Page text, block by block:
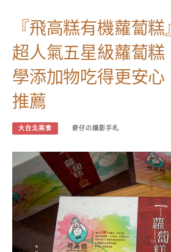
『飛高糕有機蘿蔔
超人氣五星級蘿蔔糕
學添加物吃得更安心
推薦
大台北美食 麥仔の攝影手札